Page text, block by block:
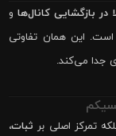
بازگشایی کانال‌هاو
این همان تفاوتی
جدا می‌کند.
تمرکز اصلی بر ثبات،